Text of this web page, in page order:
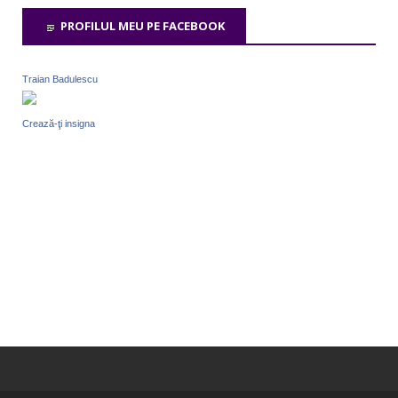
PROFILUL MEU PE FACEBOOK
Traian Badulescu
Crează-ţi insigna